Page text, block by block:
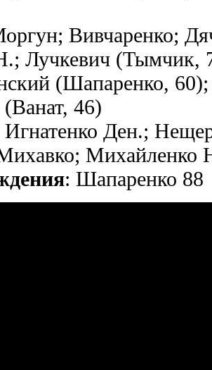
Вивчаренко;
Лучкевич (Тымчик,
(Шапаренко,
46)
Игнатенко Ден.;
Михайленко
: Шапаренко 88